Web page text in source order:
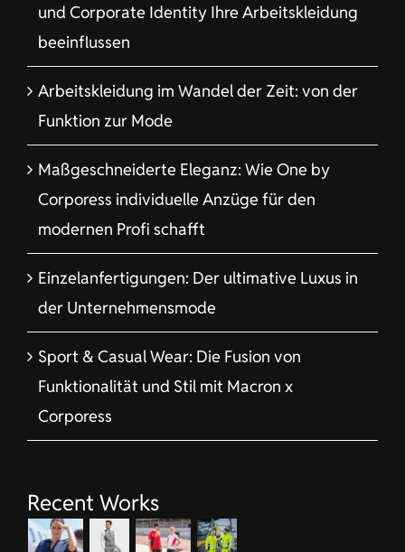
und Corporate Identity Ihre Arbeitskleidung
beeinflussen
Arbeitskleidung im Wandel der Zeit: von der
Funktion zur Mode
Maßgeschneiderte Eleganz: Wie One by
Corporess individuelle Anzüge für den
modernen Profi schafft
Einzelanfertigungen: Der ultimative Luxus in
der Unternehmensmode
Sport & Casual Wear: Die Fusion von
Funktionalität und Stil mit Macron x
Corporess
Recent Works